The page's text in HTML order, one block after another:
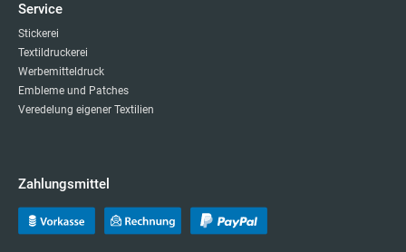
Service
Stickerei
Textildruckerei
Werbemitteldruck
Embleme und Patches
Veredelung eigener Textilien
Zahlungsmittel